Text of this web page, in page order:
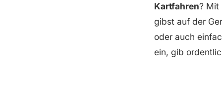
Kartfahren? Mit
gibst auf der
oder auch
ein, gib